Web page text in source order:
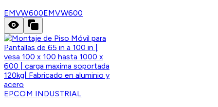
EMVW600EMVW600
EPCOM INDUSTRIAL